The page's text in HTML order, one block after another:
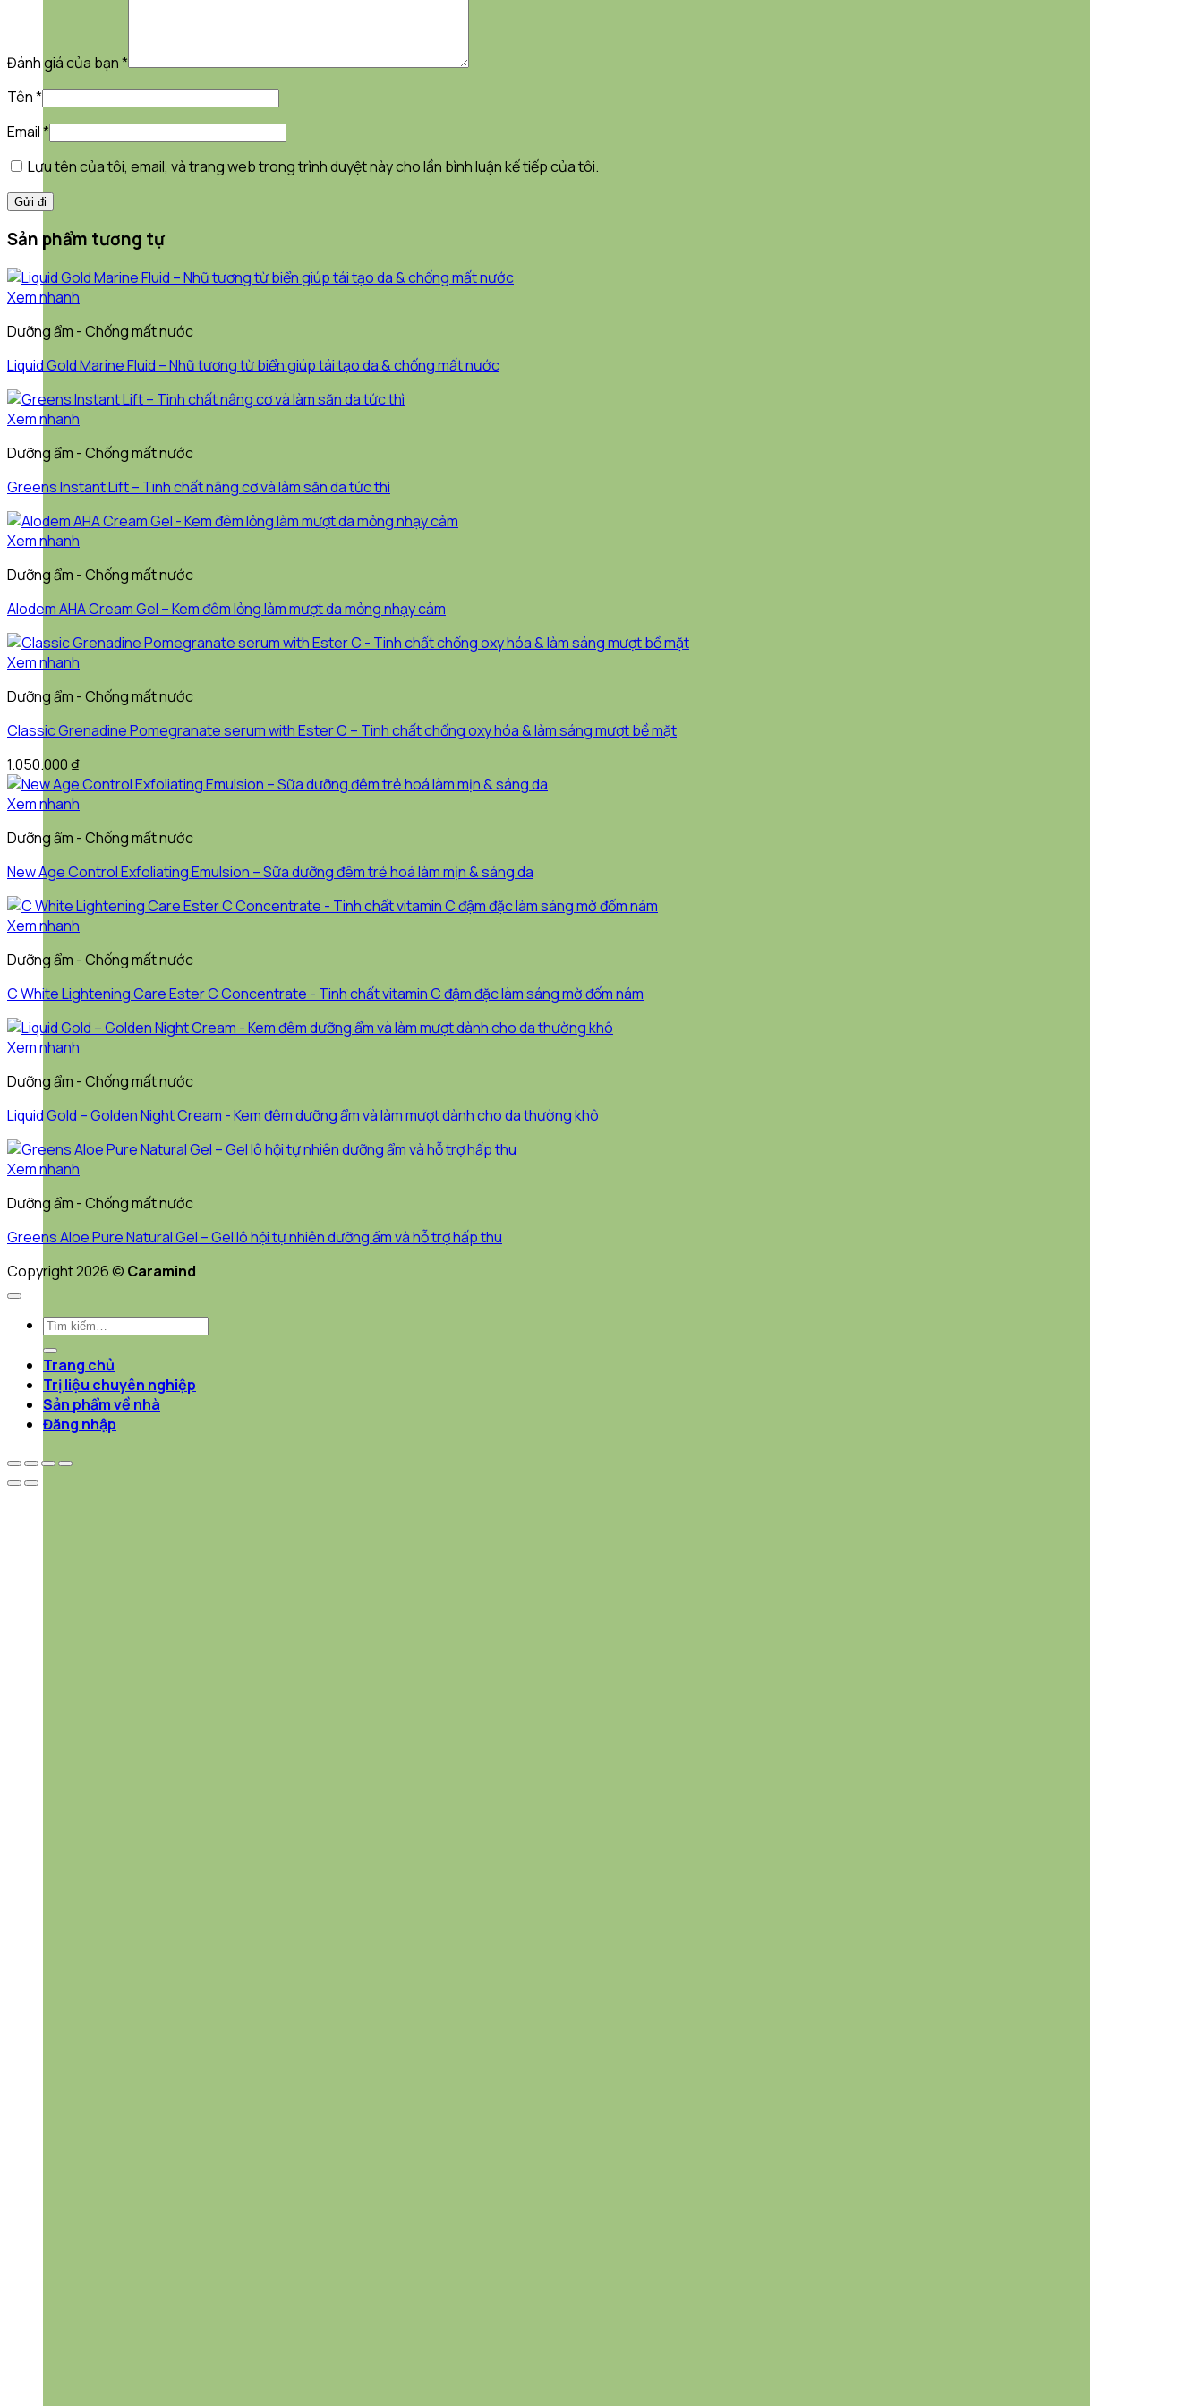
Đánh giá của bạn*
Tên*
Email*
Lưu tên của tôi, email, và trang web trong trình duyệt này cho lần bình luận kế tiếp của tôi.
Sản phẩm tương tự
Xem nhanh
Dưỡng ẩm - Chống mất nước
Liquid Gold Marine Fluid – Nhũ tương từ biển giúp tái tạo da & chống mất nước
Xem nhanh
Dưỡng ẩm - Chống mất nước
Greens Instant Lift – Tinh chất nâng cơ và làm săn da tức thì
Xem nhanh
Dưỡng ẩm - Chống mất nước
Alodem AHA Cream Gel – Kem đêm lỏng làm mượt da mỏng nhạy cảm
Xem nhanh
Dưỡng ẩm - Chống mất nước
Classic Grenadine Pomegranate serum with Ester C – Tinh chất chống oxy hóa & làm sáng mượt bề mặt
1.050.000₫
Xem nhanh
Dưỡng ẩm - Chống mất nước
New Age Control Exfoliating Emulsion – Sữa dưỡng đêm trẻ hoá làm mịn & sáng da
Xem nhanh
Dưỡng ẩm - Chống mất nước
C White Lightening Care Ester C Concentrate ​- Tinh chất vitamin C đậm đặc làm sáng mờ đốm nám
Xem nhanh
Dưỡng ẩm - Chống mất nước
Liquid Gold – Golden Night Cream ​- Kem đêm dưỡng ẩm và làm mượt dành cho da thường khô
Xem nhanh
Dưỡng ẩm - Chống mất nước
Greens Aloe Pure Natural Gel – Gel lô hội tự nhiên dưỡng ẩm và hỗ trợ hấp thu
Copyright 2026 © Caramind
Tìm
kiếm:
Trang chủ
Trị liệu chuyên nghiệp
Sản phẩm về nhà
Đăng nhập